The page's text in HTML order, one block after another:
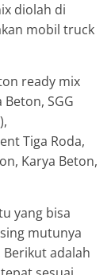
diolah di
mobil truck
ready mix
SGG
Tiga Roda,
Karya Beton,
yang bisa
mutunya
adalah